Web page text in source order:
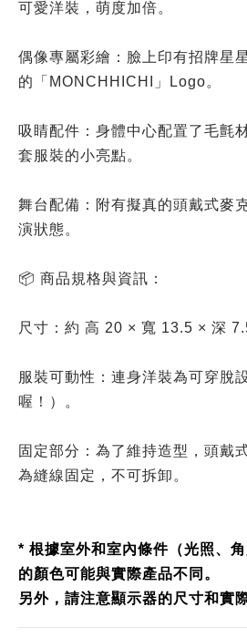
可愛洋裝，萌度加倍。
偶像專屬彩繪：臉上印有招牌星
的「MONCHHICHI」Logo。
吸睛配件：身體中心配置了毛氈
套服裝的小亮點。
舞台配備：附有擬真的頭戴式麥
演狀態。
📦 商品規格與資訊：
尺寸：約 高 20 × 寬 13.5 × 深
服裝可動性：連身洋裝為可穿脫
喔！）。
固定部分：為了維持造型，頭戴
為縫線固定，不可拆卸。
* 根據室外和室內條件（光照、
的顏色可能與實際產品不同。
另外，請注意顯示器的尺寸和實